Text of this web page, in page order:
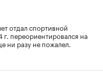
отдал спортивной
г. переориентировался на
ни разу не пожалел.